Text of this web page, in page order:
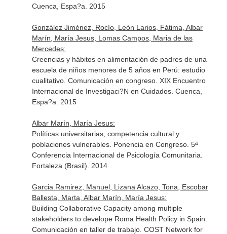
Cuenca, Espa?a. 2015
González Jiménez, Rocío, León Larios, Fátima, Albar
Marín, María Jesus, Lomas Campos, Maria de las
Mercedes:
Creencias y hábitos en alimentación de padres de una
escuela de niños menores de 5 años en Perú: estudio
cualitativo. Comunicación en congreso. XIX Encuentro
Internacional de Investigaci?N en Cuidados. Cuenca,
Espa?a. 2015
Albar Marín, María Jesus:
Políticas universitarias, competencia cultural y
poblaciones vulnerables. Ponencia en Congreso. 5ª
Conferencia Internacional de Psicología Comunitaria.
Fortaleza (Brasil). 2014
Garcia Ramirez, Manuel, Lizana Alcazo, Tona, Escobar
Ballesta, Marta, Albar Marín, María Jesus:
Building Collaborative Capacity among multiple
stakeholders to develope Roma Health Policy in Spain.
Comunicación en taller de trabajo. COST Network for